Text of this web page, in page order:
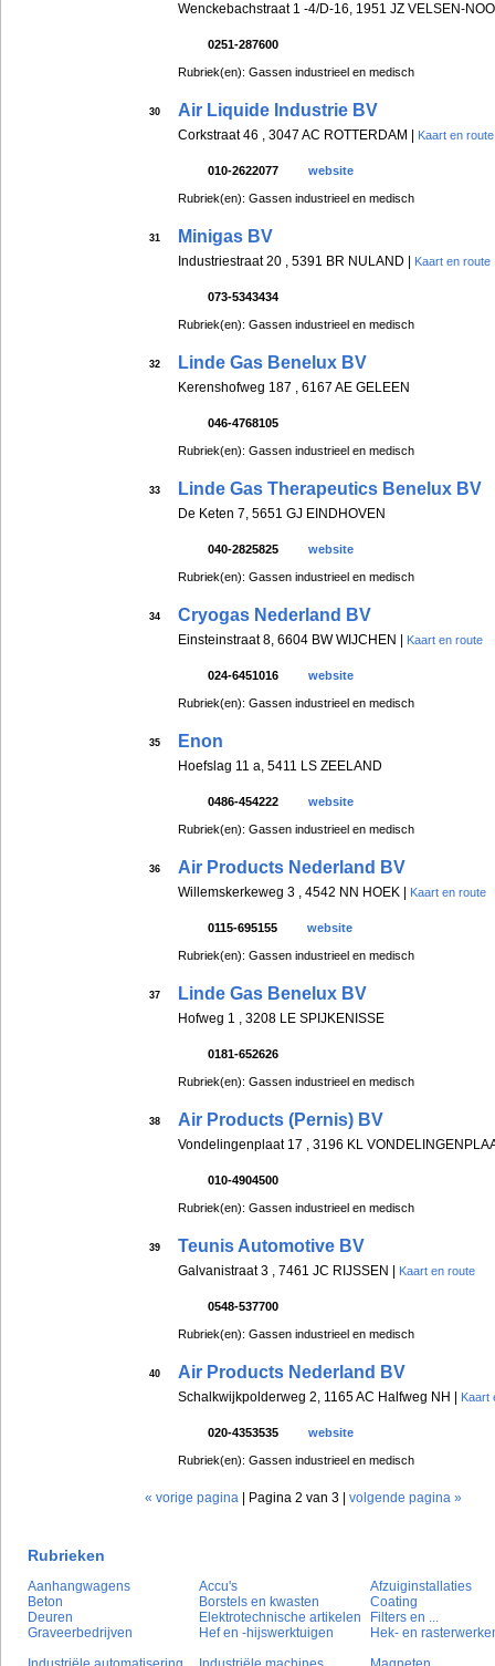
Wenckebachstraat 1 -4/D-16, 1951 JZ VELSEN-
0251-287600
Rubriek(en): Gassen industrieel en medisch
30 Air Liquide Industrie BV
Corkstraat 46 , 3047 AC ROTTERDAM | Kaart en route
010-2622077 website
Rubriek(en): Gassen industrieel en medisch
31 Minigas BV
Industriestraat 20 , 5391 BR NULAND | Kaart en route
073-5343434
Rubriek(en): Gassen industrieel en medisch
32 Linde Gas Benelux BV
Kerenshofweg 187 , 6167 AE GELEEN
046-4768105
Rubriek(en): Gassen industrieel en medisch
33 Linde Gas Therapeutics Benelux BV
De Keten 7, 5651 GJ EINDHOVEN
040-2825825 website
Rubriek(en): Gassen industrieel en medisch
34 Cryogas Nederland BV
Einsteinstraat 8, 6604 BW WIJCHEN | Kaart en route
024-6451016 website
Rubriek(en): Gassen industrieel en medisch
35 Enon
Hoefslag 11 a, 5411 LS ZEELAND
0486-454222 website
Rubriek(en): Gassen industrieel en medisch
36 Air Products Nederland BV
Willemskerkeweg 3 , 4542 NN HOEK | Kaart en route
0115-695155 website
Rubriek(en): Gassen industrieel en medisch
37 Linde Gas Benelux BV
Hofweg 1 , 3208 LE SPIJKENISSE
0181-652626
Rubriek(en): Gassen industrieel en medisch
38 Air Products (Pernis) BV
Vondelingenplaat 17 , 3196 KL
010-4904500
Rubriek(en): Gassen industrieel en medisch
39 Teunis Automotive BV
Galvanistraat 3 , 7461 JC RIJSSEN | Kaart en route
0548-537700
Rubriek(en): Gassen industrieel en medisch
40 Air Products Nederland BV
Schalkwijkpolderweg 2, 1165 AC Halfweg NH | Kaart
020-4353535 website
Rubriek(en): Gassen industrieel en medisch
« vorige pagina | Pagina 2 van 3 | volgende pagina »
Rubrieken
Aanhangwagens Accu's
Afzuiginstallaties
Beton
Borstels en kwasten
Coating
Deuren
Elektrotechnische artikelen
Filters en ...
Graveerbedrijven
Hef en -hijswerktuigen
Hek- en